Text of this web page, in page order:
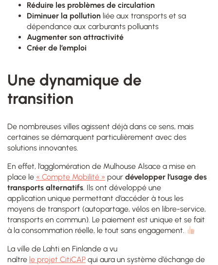
Réduire les problèmes de circulation
Diminuer la pollution liée aux transports et sa
dépendance aux carburants polluants
Augmenter son attractivité
Créer de l’emploi
Une dynamique de
transition
De nombreuses villes agissent déjà dans ce sens, mais
certaines se démarquent particulièrement avec des
solutions innovantes.
En effet, l’agglomération de Mulhouse Alsace a mise en
place le « Compte Mobilité » pour développer l’usage des
transports alternatifs. Ils ont développé une
application unique permettant d’accéder à tous les
moyens de transport (autopartage, vélos en libre-service,
transports en commun). Le paiement est unique et se fait
à la consommation réelle, le tout sans engagement.
La ville de Lahti en Finlande a vu
naître le projet CitiCAP qui aura un système d’échange de